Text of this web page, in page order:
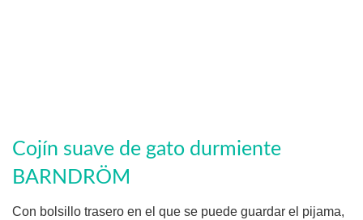
Cojín suave de gato durmiente
BARNDRÖM
Con bolsillo trasero en el que se puede guardar el pijama,